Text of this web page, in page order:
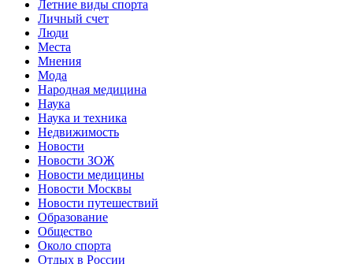
Летние виды спорта
Личный счет
Люди
Места
Мнения
Мода
Народная медицина
Наука
Наука и техника
Недвижимость
Новости
Новости ЗОЖ
Новости медицины
Новости Москвы
Новости путешествий
Образование
Общество
Около спорта
Отдых в России